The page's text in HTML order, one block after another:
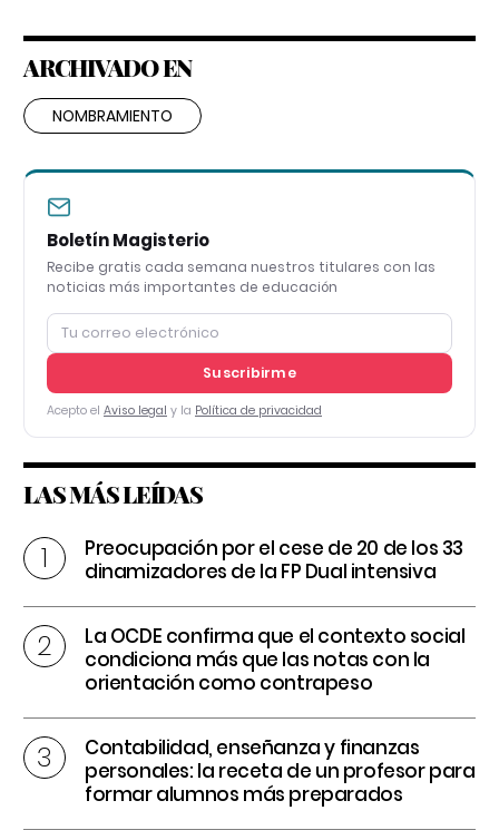
ARCHIVADO EN
NOMBRAMIENTO
Boletín Magisterio
Recibe gratis cada semana nuestros titulares con las
noticias más importantes de educación
Suscribirme
Acepto el Aviso legal y la Política de privacidad
LAS MÁS LEÍDAS
Preocupación por el cese de 20 de los 33
dinamizadores de la FP Dual intensiva
La OCDE confirma que el contexto social
condiciona más que las notas con la
orientación como contrapeso
Contabilidad, enseñanza y finanzas
personales: la receta de un profesor para
formar alumnos más preparados